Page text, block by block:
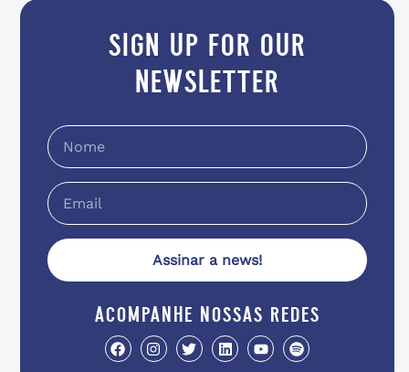
sign up for our
newsletter
Assinar a news!
acompanhe nossas redes